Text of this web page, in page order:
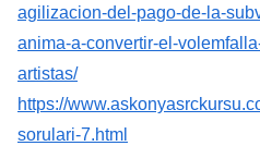
agilizacion-del-pago-de-la-
anima-a-convertir-el-
artistas/
https://
sorulari-7.html